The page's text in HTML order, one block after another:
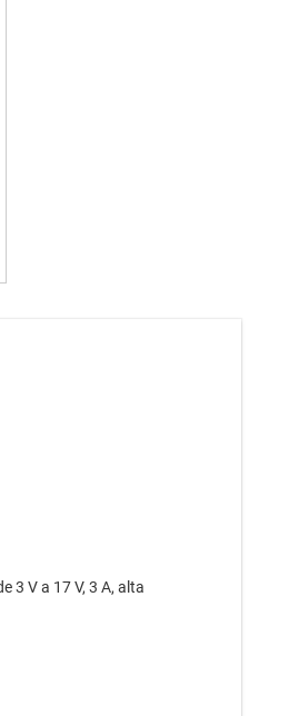
3 V a 17 V, 3 A, alta